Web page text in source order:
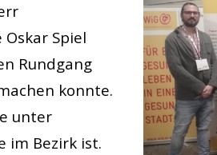
Spiel
Rundgang
konnte.
unter
im Bezirk ist.